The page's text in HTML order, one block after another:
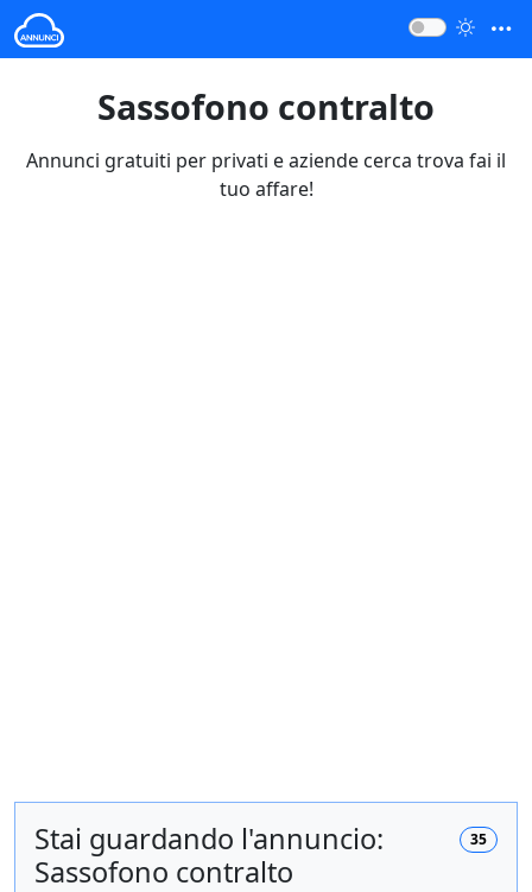
Sassofono contralto
Annunci gratuiti per privati e aziende cerca trova fai il
tuo affare!
35
Stai guardando l'annuncio:
Sassofono contralto